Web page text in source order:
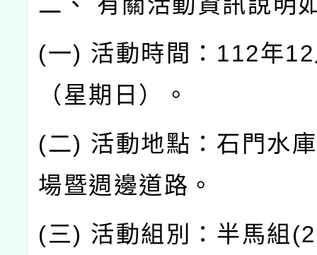
(一) 活動時間：112年
（星期日）。
(二) 活動地點：石門水
場暨週邊道路。
(三) 活動組別：半馬組